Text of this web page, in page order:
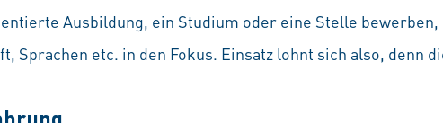
Ausbildung, ein Studium oder eine Stelle bewerben,
Sprachen etc. in den Fokus. Einsatz lohnt sich also, denn